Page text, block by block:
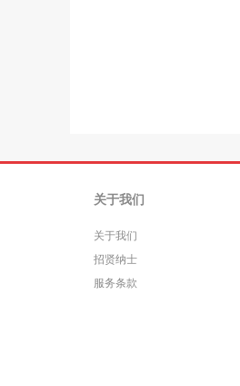
关于我们
关于我们
招贤纳士
服务条款